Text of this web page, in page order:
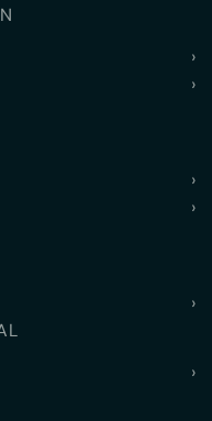
›
›
›
›
›
›